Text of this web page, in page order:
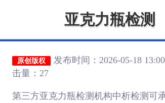
亚克力瓶检测
原创版权 发布时间：2026-05-18
击量：27
第三方亚克力瓶检测机构中析检测可